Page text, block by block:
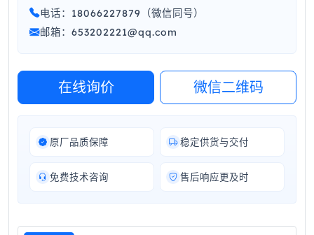
电话：18066227879（微信同号）
邮箱：653202221@qq.com
在线询价 微信二维码
原厂品质保障 稳定供货与交付
免费技术咨询 售后响应更及时